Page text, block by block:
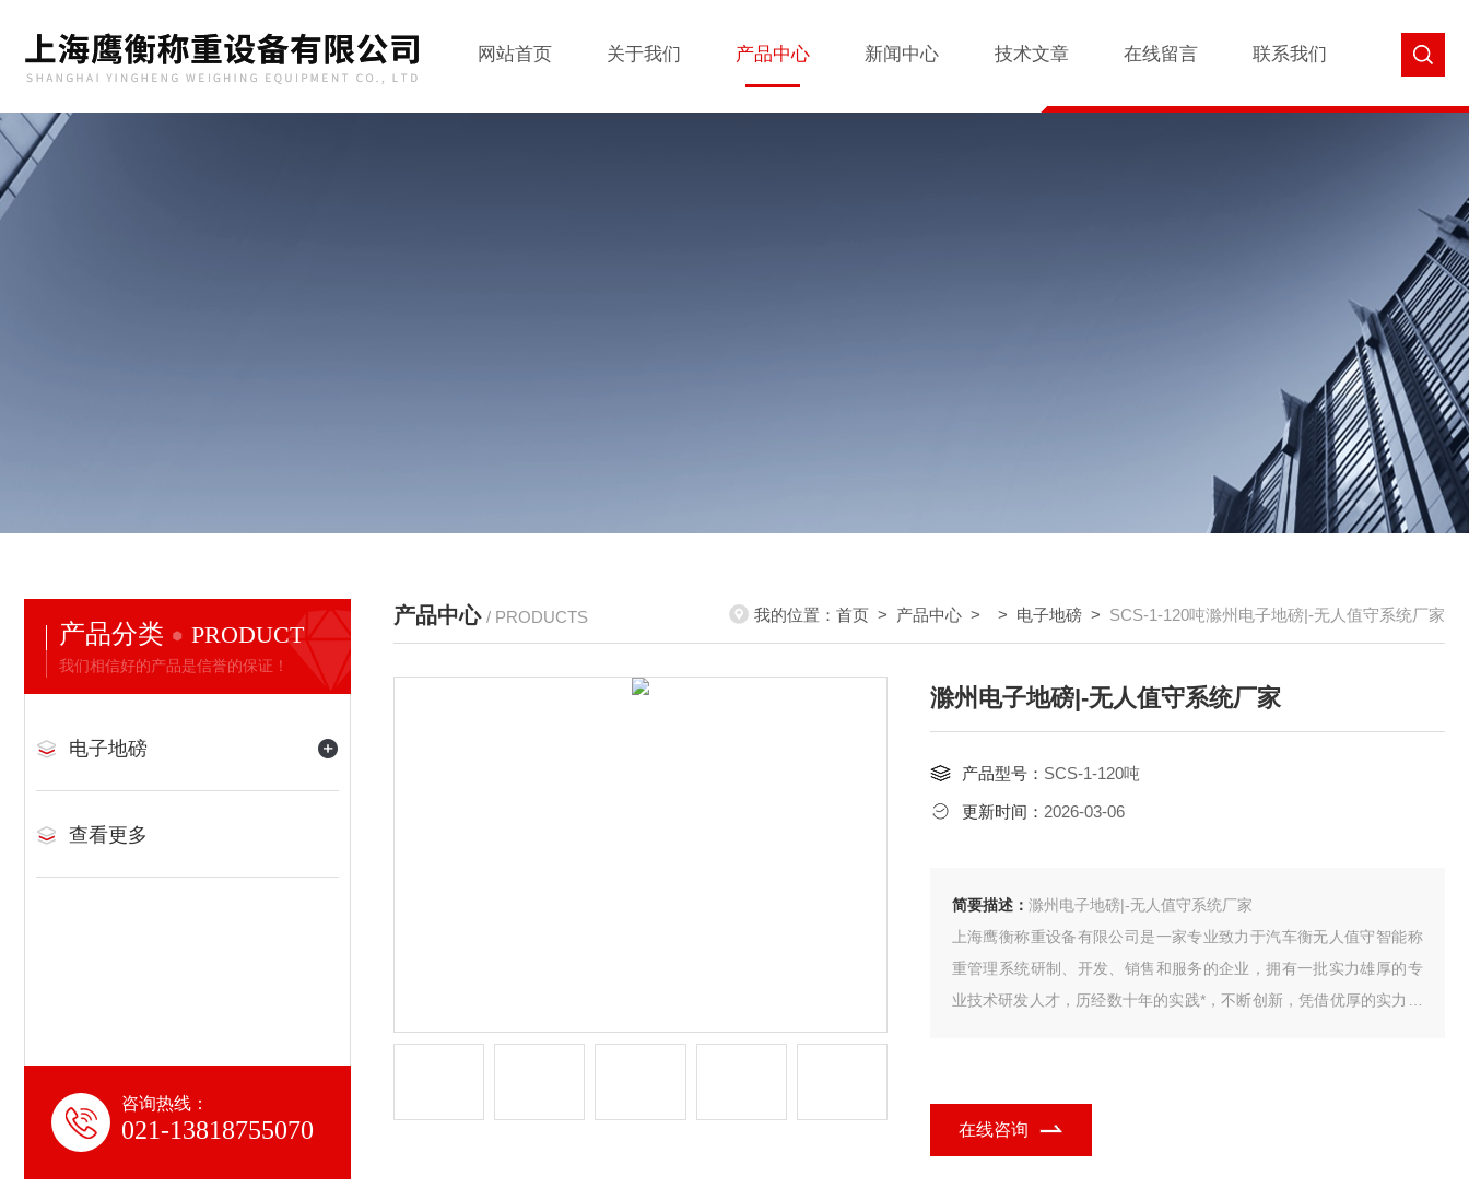
网站首页 关于我们 产品中心 新闻中心 技术文章 在线留言 联系我们
产品分类 PRODUCT
我们相信好的产品是信誉的保证！
电子地磅
查看更多
咨询热线：
021-13818755070
产品中心 / PRODUCTS 我的位置： 首页 > 产品中心 > > 电子地磅 > SCS-1-120吨滁州电子地磅|-无人值守系统厂家
滁州电子地磅|-无人值守系统厂家
产品型号： SCS-1-120吨
更新时间： 2026-03-06
简要描述： 滁州电子地磅|-无人值守系统厂家
上海鹰衡称重设备有限公司是一家专业致力于汽车衡无人值守智能称
重管理系统研制、开发、销售和服务的企业，拥有一批实力雄厚的专
业技术研发人才，历经数十年的实践*，不断创新，凭借优厚的实力为
在线咨询